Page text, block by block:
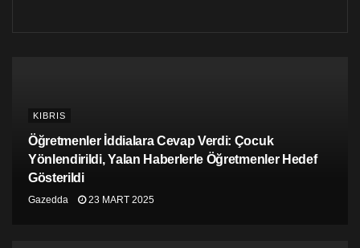
KIBRIS
Öğretmenler İddialara Cevap Verdi: Çocuk
Yönlendirildi, Yalan Haberlerle Öğretmenler Hedef
Gösterildi
Gazedda 23 MART 2025